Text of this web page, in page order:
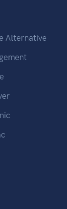
Alternative